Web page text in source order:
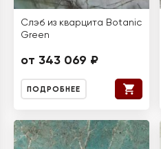
Слэб из кварцита Botanic
Green
от 343 069 ₽
ПОДРОБНЕЕ